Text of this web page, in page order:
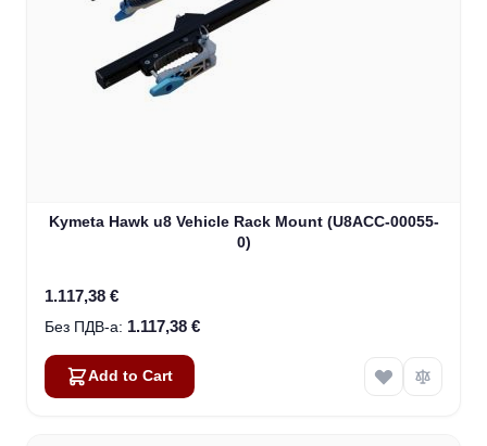
Kymeta Hawk u8 Vehicle Rack Mount (U8ACC-00055-
0)
1.117,38 €
1.117,38 €
Add to Cart